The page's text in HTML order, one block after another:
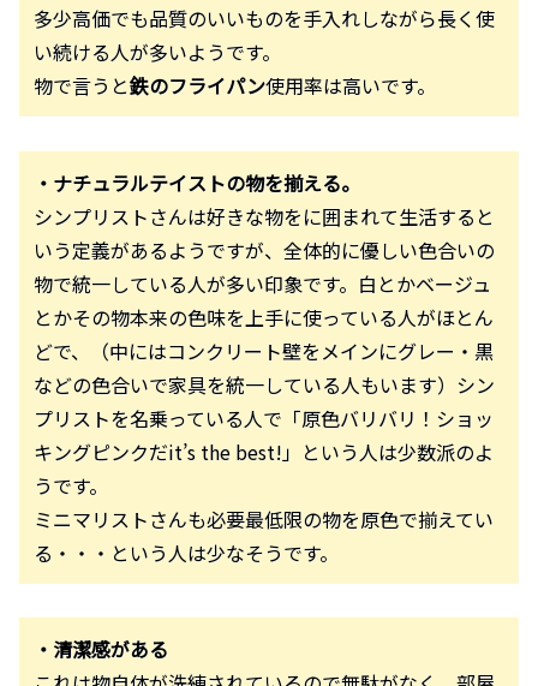
多少高価でも品質のいいものを手入れしながら長く使
い続ける人が多いようです。
物で言うと鉄のフライパン使用率は高いです。
・ナチュラルテイストの物を揃える。
シンプリストさんは好きな物をに囲まれて生活すると
いう定義があるようですが、全体的に優しい色合いの
物で統一している人が多い印象です。白とかベージュ
とかその物本来の色味を上手に使っている人がほとん
どで、（中にはコンクリート壁をメインにグレー・黒
などの色合いで家具を統一している人もいます）シン
プリストを名乗っている人で「原色バリバリ！ショッ
キングピンクだit’s the best!」という人は少数派のよ
うです。
ミニマリストさんも必要最低限の物を原色で揃えてい
る・・・という人は少なそうです。
・清潔感がある